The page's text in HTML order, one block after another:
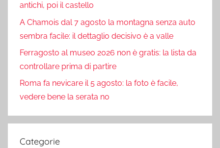
antichi, poi il castello
A Chamois dal 7 agosto la montagna senza auto
sembra facile: il dettaglio decisivo è a valle
Ferragosto al museo 2026 non è gratis: la lista da
controllare prima di partire
Roma fa nevicare il 5 agosto: la foto è facile,
vedere bene la serata no
Categorie